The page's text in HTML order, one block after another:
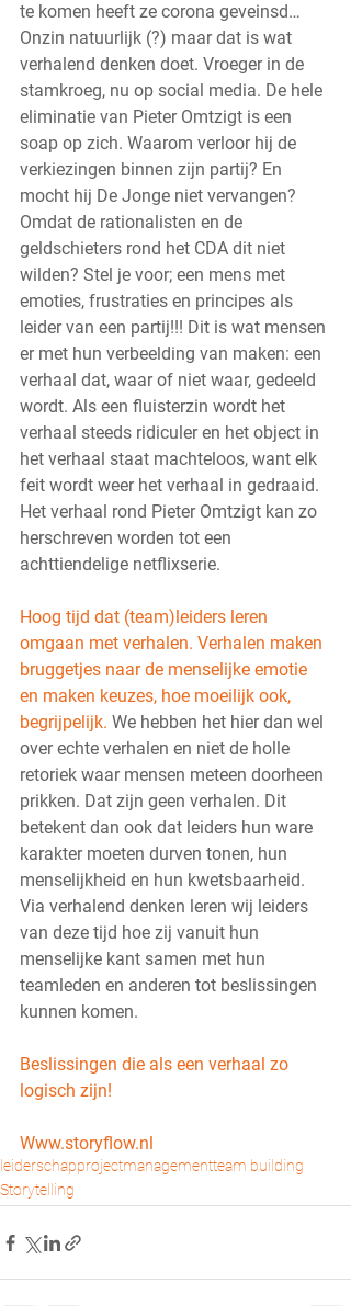
te komen heeft ze corona geveinsd…
Onzin natuurlijk (?) maar dat is wat
verhalend denken doet. Vroeger in de
stamkroeg, nu op social media. De hele
eliminatie van Pieter Omtzigt is een
soap op zich. Waarom verloor hij de
verkiezingen binnen zijn partij? En
mocht hij De Jonge niet vervangen?
Omdat de rationalisten en de
geldschieters rond het CDA dit niet
wilden? Stel je voor; een mens met
emoties, frustraties en principes als
leider van een partij!!! Dit is wat mensen
er met hun verbeelding van maken: een
verhaal dat, waar of niet waar, gedeeld
wordt. Als een fluisterzin wordt het
verhaal steeds ridiculer en het object in
het verhaal staat machteloos, want elk
feit wordt weer het verhaal in gedraaid.
Het verhaal rond Pieter Omtzigt kan zo
herschreven worden tot een
achttiendelige netflixserie.
Hoog tijd dat (team)leiders leren
omgaan met verhalen. Verhalen maken
bruggetjes naar de menselijke emotie
en maken keuzes, hoe moeilijk ook,
begrijpelijk. We hebben het hier dan wel
over echte verhalen en niet de holle
retoriek waar mensen meteen doorheen
prikken. Dat zijn geen verhalen. Dit
betekent dan ook dat leiders hun ware
karakter moeten durven tonen, hun
menselijkheid en hun kwetsbaarheid.
Via verhalend denken leren wij leiders
van deze tijd hoe zij vanuit hun
menselijke kant samen met hun
teamleden en anderen tot beslissingen
kunnen komen.
Beslissingen die als een verhaal zo
logisch zijn!
Www.storyflow.nl
leiderschapprojectmanagementteam building
Storytelling